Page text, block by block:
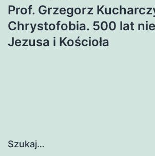
Prof. Grzegorz
Chrystofobia. 500 lat
Jezusa i Kościoła
Szukaj…